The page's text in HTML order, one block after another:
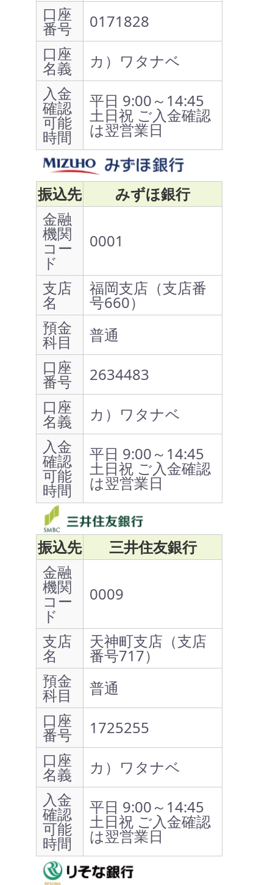
口座
番号
0171828
口座
名義
カ）ワタナベ
入金
確認
可能
時間
平日 9:00～14:45
土日祝 ご入金確認
は翌営業日
振込先
みずほ銀行
金融
機関
コー
ド
0001
支店
名
福岡支店（支店番
号660）
預金
科目
普通
口座
番号
2634483
口座
名義
カ）ワタナベ
入金
確認
可能
時間
平日 9:00～14:45
土日祝 ご入金確認
は翌営業日
振込先
三井住友銀行
金融
機関
コー
ド
0009
支店
名
天神町支店（支店
番号717）
預金
科目
普通
口座
番号
1725255
口座
名義
カ）ワタナベ
入金
確認
可能
時間
平日 9:00～14:45
土日祝 ご入金確認
は翌営業日